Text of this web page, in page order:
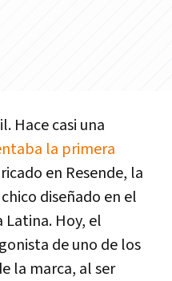
Hace casi una
la primera
en Resende, la
diseñado en el
Latina. Hoy, el
de uno de los
la marca, al ser